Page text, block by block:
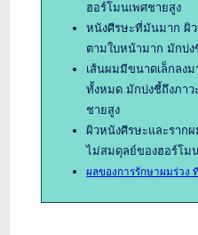
ฮอร์โมนเพศชายสูง
หนังศีรษะที่มันมาก ผิ
ตามใบหน้ามาก มักบ่ง
เส้นผมมีขนาดเล็กลง
ทั้งหมด มักบ่งชี้ถึงภาว
ชายสูง
ผิวหนังศีรษะและราก
ไม่สมดุลย์ของฮอร์โม
ผลของการรักษาผมร่วง